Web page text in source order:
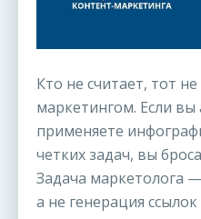
Кто не считает, тот
маркетингом. Если вы
применяете
четких задач, вы
Задача маркетолога
а не генерация